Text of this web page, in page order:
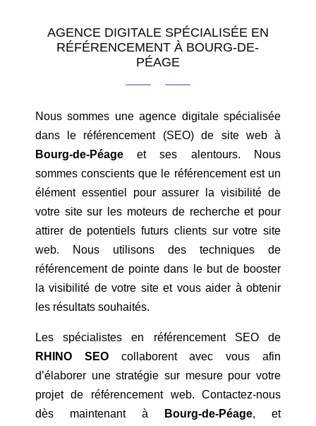
AGENCE DIGITALE SPÉCIALISÉE EN
RÉFÉRENCEMENT À BOURG-DE-
PÉAGE
Nous sommes une agence digitale spécialisée
dans le référencement (SEO) de site web à
Bourg-de-Péageet ses alentours. Nous
sommes conscients que le référencement est un
élément essentiel pour assurer la visibilité de
votre site sur les moteurs de recherche et pour
attirer de potentiels futurs clients sur votre site
web. Nous utilisons des techniques de
référencement de pointe dans le but de booster
la visibilité de votre site et vous aider à obtenir
les résultats souhaités.
Les spécialistes en référencement SEO de
RHINO SEOcollaborent avec vous afin
d’élaborer une stratégie sur mesure pour votre
projet de référencement web. Contactez-nous
dès maintenant à
Bourg-de-Péage, et